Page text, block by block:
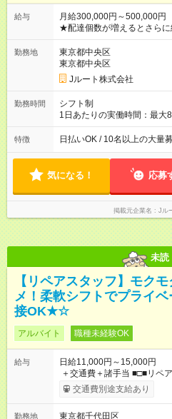
給与
月給300,000円～500,000円
★配達個数が増えるとさら
ど！ ・主要都市エリア 月収55万円／週5日稼働 月収65万~112
万円／週6日稼働 ・地方郊外エリア 月収40万円／週5日稼働 月
収40万円~50万円／週6日稼働 ＜モデルイメージ＞ ■月収50万
円 (27歳男性/江東区在住)※
(日休み) ■月収80万円(43歳男性/墨田区在住)※元営業 1日200個
勤務地
東京都中央区
東京都中央区
Jルート株式会社
勤務時間
シフト制
1日あたりの実働時間：最大
働8時間） ※週5日勤務（場
よって時間外での勤務可能
特徴 日払いOK / 10名以上の大量
気になる！ 応募
掲載元企業名 Jル
未読
【リペアスタッフ】モク
メ！柔軟シフトでプライ
接OK★☆
アルバイト 職種未経験OK
給与
日給11,000円～15,000円
＋交通費＋諸手当 ■□■リペアスタッフ経験者の方は…■□■ 技術
チェック後に日給を決定し
倍』！ ・その他手当により
交通費別途支給あり
勤務地 東京都千代田区